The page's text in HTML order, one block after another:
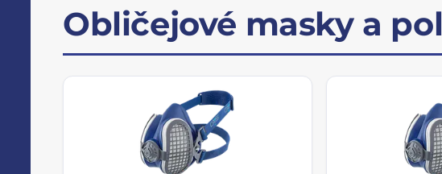
Obličejové masky a